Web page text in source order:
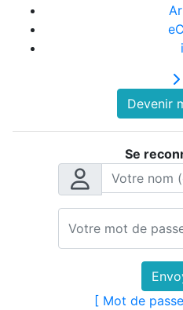
Devenir
Se
[ Mot de